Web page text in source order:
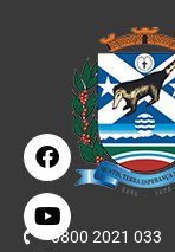
0800 2021 033